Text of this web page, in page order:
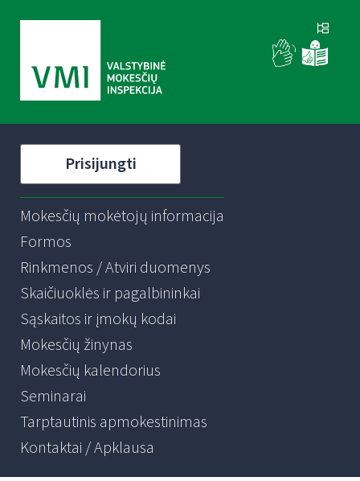
Prisijungti
Mokesčių mokėtojų informacija
Formos
Rinkmenos / Atviri duomenys
Skaičiuoklės ir pagalbininkai
Sąskaitos ir įmokų kodai
Mokesčių žinynas
Mokesčių kalendorius
Seminarai
Tarptautinis apmokestinimas
Kontaktai / Apklausa